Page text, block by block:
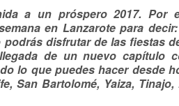
a un próspero 2017. Por
en Lanzarote para
disfrutar de las fiestas
de un nuevo capítulo
lo que puedes hacer desde
San Bartolomé, Yaiza, Tinajo,